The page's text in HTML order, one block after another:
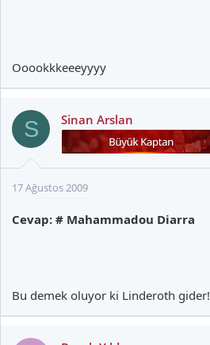
Ooookkkeeeyyyy
S Sinan Arslan
17 Ağustos 2009
Cevap: # Mahammadou Diarra
Bu demek oluyor ki Linderoth gider!